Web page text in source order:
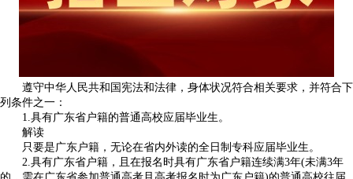
遵守中华人民共和国宪法和法律，身体状况符合相关要求，并符合下
列条件之一：
1.具有广东省户籍的普通高校应届毕业生。
解读
只要是广东户籍，无论在省内外读的全日制专科应届毕业生。
2.具有广东省户籍，且在报名时具有广东省户籍连续满3年(未满3年